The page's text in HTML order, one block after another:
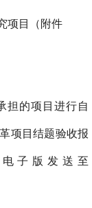
项目（附件
担的项目进行自
项目结题验收报
子版发送至